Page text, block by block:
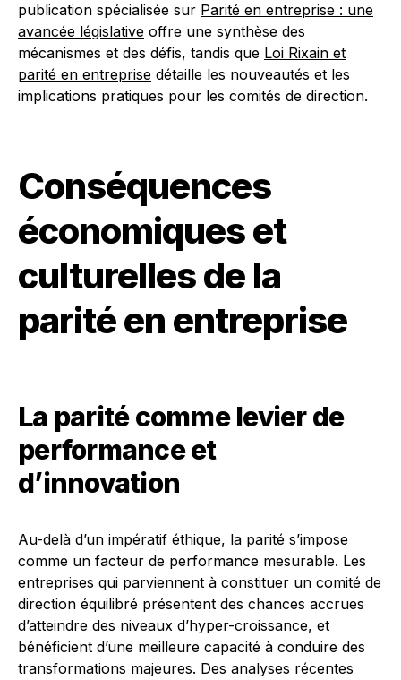
publication spécialisée sur Parité en entreprise : une
avancée législative offre une synthèse des
mécanismes et des défis, tandis que Loi Rixain et
parité en entreprise détaille les nouveautés et les
implications pratiques pour les comités de direction.
Conséquences
économiques et
culturelles de la
parité en entreprise
La parité comme levier de
performance et
d’innovation
Au-delà d’un impératif éthique, la parité s’impose
comme un facteur de performance mesurable. Les
entreprises qui parviennent à constituer un comité de
direction équilibré présentent des chances accrues
d’atteindre des niveaux d’hyper-croissance, et
bénéficient d’une meilleure capacité à conduire des
transformations majeures. Des analyses récentes